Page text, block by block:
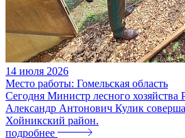
14 июля 2026
Место работы: Гомельская область
Сегодня Министр лесного хозяйства
Александр Антонович Кулик
Хойникский район.
подробнее